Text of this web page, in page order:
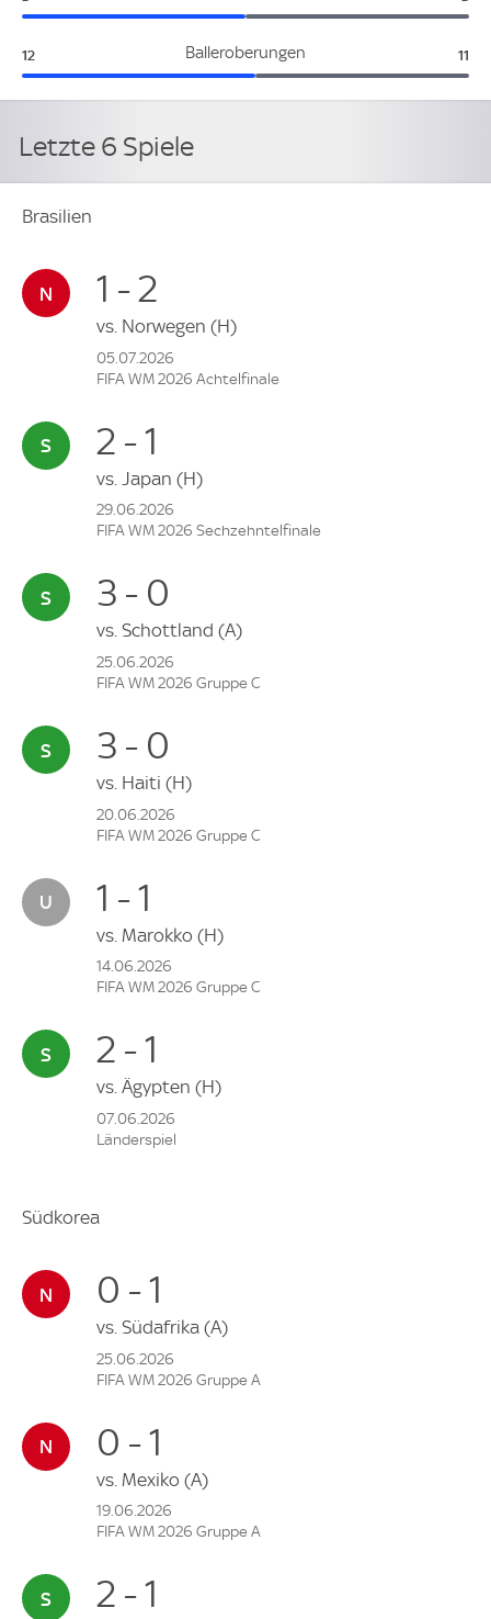
Balleroberungen
Brasilien:
12 11
Letzte 6 Spiele
Brasilien
1 - 2
vs. Norwegen (H)
05.07.2026
FIFA WM 2026 Achtelfinale
2 - 1
vs. Japan (H)
29.06.2026
FIFA WM 2026 Sechzehntelfinale
3 - 0
vs. Schottland (A)
25.06.2026
FIFA WM 2026 Gruppe C
3 - 0
vs. Haiti (H)
20.06.2026
FIFA WM 2026 Gruppe C
1 - 1
vs. Marokko (H)
14.06.2026
FIFA WM 2026 Gruppe C
2 - 1
vs. Ägypten (H)
07.06.2026
Länderspiel
Südkorea
0 - 1
vs. Südafrika (A)
25.06.2026
FIFA WM 2026 Gruppe A
0 - 1
vs. Mexiko (A)
19.06.2026
FIFA WM 2026 Gruppe A
2 - 1